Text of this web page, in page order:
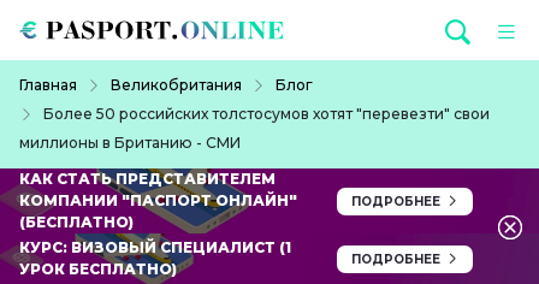
Главная Великобритания
Блог
Более 50 российских толстосумов хотят "перевезти" свои
миллионы в Британию - СМИ
КАК СТАТЬ ПРЕДСТАВИТЕЛЕМ
КОМПАНИИ "ПАСПОРТ ОНЛАЙН"
(БЕСПЛАТНО)
ПОДРОБНЕЕ
КУРС: ВИЗОВЫЙ СПЕЦИАЛИСТ (1
УРОК БЕСПЛАТНО)
ПОДРОБНЕЕ